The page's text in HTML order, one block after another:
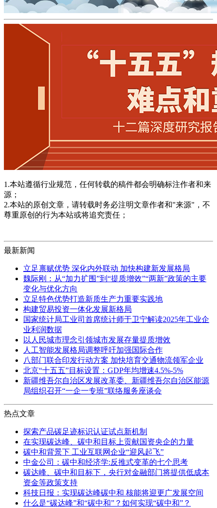
1.本站遵循行业规范，任何转载的稿件都会明确标注作者和来
源；
2.本站的原创文章，请转载时务必注明文章作者和"来源"，不
尊重原创的行为本站或将追究责任；
最新新闻
立足禀赋优势 深化内外联动 加快构建新发展格局
魏际刚：从“加力扩围”到“提质增效”“两新”政策的主要
变化与优化方向
立足特色优势打造新质生产力重要实践地
构建贸易投资一体化发展新格局
国家统计局工业司首席统计师于卫宁解读2025年工业企
业利润数据
以人民城市理念引领城市发展存量提质增效
人工智能发展格局调整呼吁加强国际合作
八部门联合印发行动方案 加快培育交通物流领军企业
北京“十五五”目标设置：GDP年均增速4.5%-5%
新疆维吾尔自治区发展改革委、新疆维吾尔自治区能源
局组织召开“一企一专班”联络服务座谈会
热点文章
探索产品碳足迹标识认证试点新机制
在实现碳达峰、碳中和目标上贡献国资央企的力量
碳中和背景下 工业互联网企业“迎风起飞”
中金公司：碳中和经济学:反推式变革的七个思考
碳达峰、碳中和目标下，央行对金融部门将提供低成本
资金等政策支持
科技日报：实现碳达峰碳中和 核能将迎更广发展空间
什么是“碳达峰”和“碳中和”？如何实现“碳中和”？